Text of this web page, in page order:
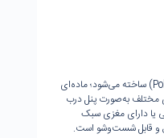
درب PVC از پلی‌وینیل کلراید (Polyvinyl Chloride) ساخته می‌شود؛ ماده‌ای
مختلف به‌صورت پنل درب
یا دارای مغزی سبک
و قابل شست‌وشو است.